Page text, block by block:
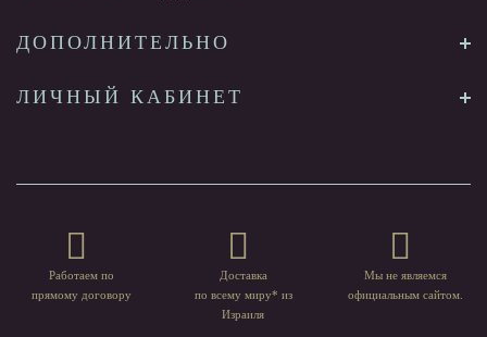
ДОПОЛНИТЕЛЬНО
ЛИЧНЫЙ КАБИНЕТ
Работаем по
прямому договору
Доставка
по всему миру* из
Израиля
Мы не являемся
официальным сайтом.